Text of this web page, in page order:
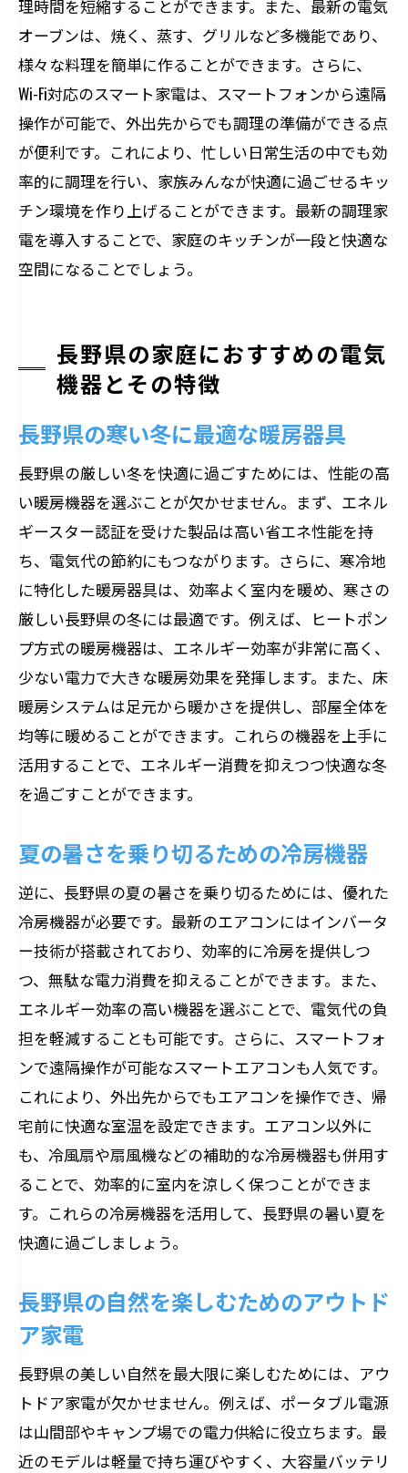
理時間を短縮することができます。また、最新の電気
オーブンは、焼く、蒸す、グリルなど多機能であり、
様々な料理を簡単に作ることができます。さらに、
Wi-Fi対応のスマート家電は、スマートフォンから遠隔
操作が可能で、外出先からでも調理の準備ができる点
が便利です。これにより、忙しい日常生活の中でも効
率的に調理を行い、家族みんなが快適に過ごせるキッ
チン環境を作り上げることができます。最新の調理家
電を導入することで、家庭のキッチンが一段と快適な
空間になることでしょう。
長野県の家庭におすすめの電気
機器とその特徴
長野県の寒い冬に最適な暖房器具
長野県の厳しい冬を快適に過ごすためには、性能の高
い暖房機器を選ぶことが欠かせません。まず、エネル
ギースター認証を受けた製品は高い省エネ性能を持
ち、電気代の節約にもつながります。さらに、寒冷地
に特化した暖房器具は、効率よく室内を暖め、寒さの
厳しい長野県の冬には最適です。例えば、ヒートポン
プ方式の暖房機器は、エネルギー効率が非常に高く、
少ない電力で大きな暖房効果を発揮します。また、床
暖房システムは足元から暖かさを提供し、部屋全体を
均等に暖めることができます。これらの機器を上手に
活用することで、エネルギー消費を抑えつつ快適な冬
を過ごすことができます。
夏の暑さを乗り切るための冷房機器
逆に、長野県の夏の暑さを乗り切るためには、優れた
冷房機器が必要です。最新のエアコンにはインバータ
ー技術が搭載されており、効率的に冷房を提供しつ
つ、無駄な電力消費を抑えることができます。また、
エネルギー効率の高い機器を選ぶことで、電気代の負
担を軽減することも可能です。さらに、スマートフォ
ンで遠隔操作が可能なスマートエアコンも人気です。
これにより、外出先からでもエアコンを操作でき、帰
宅前に快適な室温を設定できます。エアコン以外に
も、冷風扇や扇風機などの補助的な冷房機器も併用す
ることで、効率的に室内を涼しく保つことができま
す。これらの冷房機器を活用して、長野県の暑い夏を
快適に過ごしましょう。
長野県の自然を楽しむためのアウトド
ア家電
長野県の美しい自然を最大限に楽しむためには、アウ
トドア家電が欠かせません。例えば、ポータブル電源
は山間部やキャンプ場での電力供給に役立ちます。最
近のモデルは軽量で持ち運びやすく、大容量バッテリ